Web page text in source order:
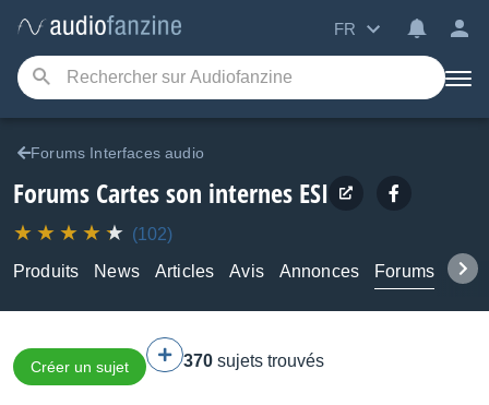
FR
Forums Interfaces audio
Forums Cartes son internes ESI
(102)
Produits
News Articles Avis Annonces Forums
Créer un sujet 370 sujets trouvés